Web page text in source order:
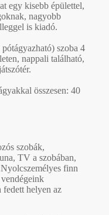
egy kisebb épülettel,
nagyobb
is kiadó.
szoba 4
nappali található,
összesen: 40
szobák,
TV a szobában,
finn
fedett helyen az